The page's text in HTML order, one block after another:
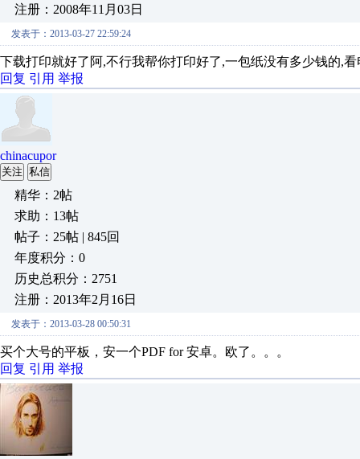
注册：2008年11月03日
发表于：2013-03-27 22:59:24
下载打印就好了阿,不行我帮你打印好了,一包纸没有多少钱的,
回复 引用 举报
chinacupor
关注 私信
精华：2帖
求助：13帖
帖子：25帖 | 845回
年度积分：0
历史总积分：2751
注册：2013年2月16日
发表于：2013-03-28 00:50:31
买个大号的平板，安一个PDF for 安卓。欧了。。。
回复 引用 举报